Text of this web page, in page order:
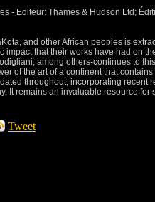
- Editeur: Thames & Hudson Ltd;
and other African peoples is
impact that their works have had on
among others-continues to
of the art of a continent that
throughout, incorporating recent
It remains an invaluable resource for
Tweet